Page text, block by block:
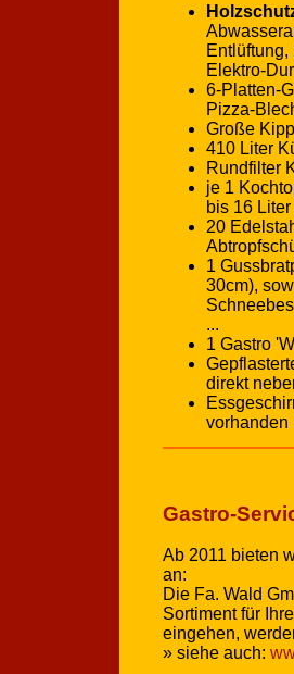
Elektro-
6-Platten-
Pizza-
Große
410 Liter
Rundfilter
je 1
bis 16
20
1
30cm),
...
1 Gastro
direkt
vorhanden
Gastro-
Ab 2011 bieten
an:
Die Fa. Wald
Sortiment für
eingehen,
» siehe auch: